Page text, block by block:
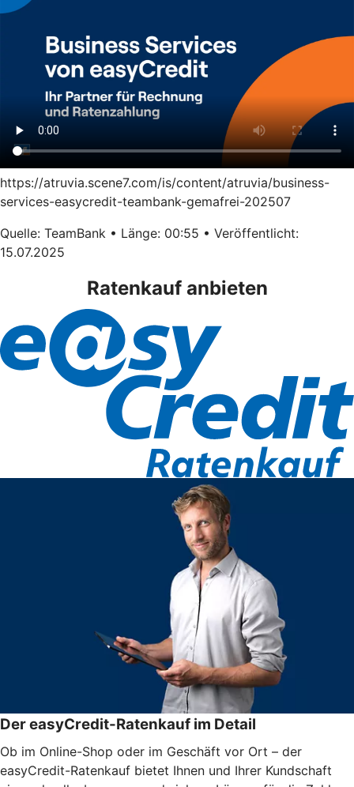
https://atruvia.scene7.com/is/content/atruvia/business-
services-easycredit-teambank-gemafrei-202507
Quelle: TeamBank • Länge: 00:55 • Veröffentlicht:
15.07.2025
Ratenkauf anbieten
Der easyCredit-Ratenkauf im Detail
Ob im Online-Shop oder im Geschäft vor Ort – der
easyCredit-Ratenkauf bietet Ihnen und Ihrer Kundschaft